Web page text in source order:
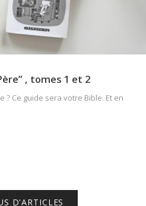
, tomes 1 et 2
? Ce guide sera votre Bible. Et en
D'ARTICLES